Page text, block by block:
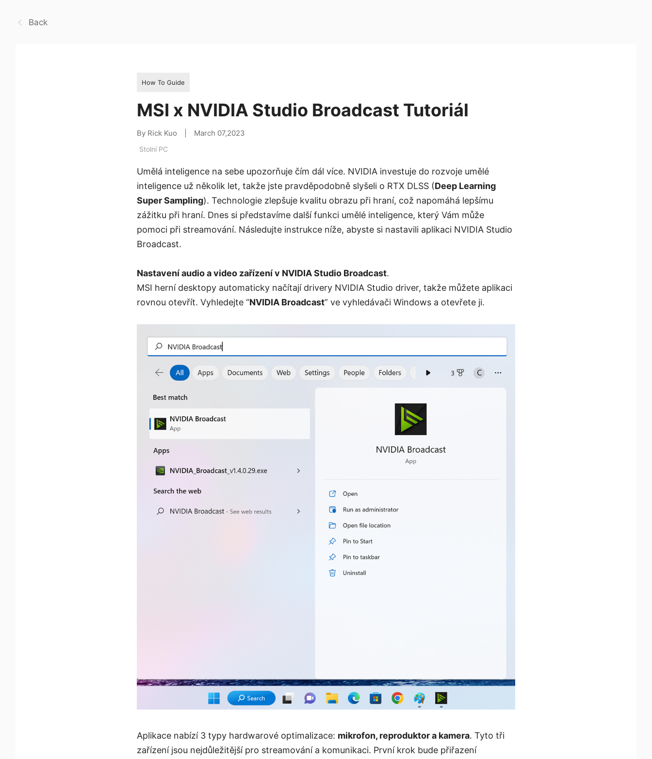
Back
How To Guide
MSI x NVIDIA Studio Broadcast Tutoriál
By Rick Kuo March 07,2023
Stolní PC
Umělá inteligence na sebe upozorňuje čím dál více. NVIDIA investuje do rozvoje umělé
inteligence už několik let, takže jste pravděpodobně slyšeli o RTX DLSS (Deep Learning
Super Sampling). Technologie zlepšuje kvalitu obrazu při hraní, což napomáhá lepšímu
zážitku při hraní. Dnes si představíme další funkci umělé inteligence, který Vám může
pomoci při streamování. Následujte instrukce níže, abyste si nastavili aplikaci NVIDIA Studio
Broadcast.
Nastavení audio a video zařízení v NVIDIA Studio Broadcast.
MSI herní desktopy automaticky načítají drivery NVIDIA Studio driver, takže můžete aplikaci
rovnou otevřít. Vyhledejte “NVIDIA Broadcast” ve vyhledávači Windows a otevřete ji.
Aplikace nabízí 3 typy hardwarové optimalizace: mikrofon, reproduktor a kamera. Tyto tři
zařízení jsou nejdůležitější pro streamování a komunikaci. První krok bude přiřazení